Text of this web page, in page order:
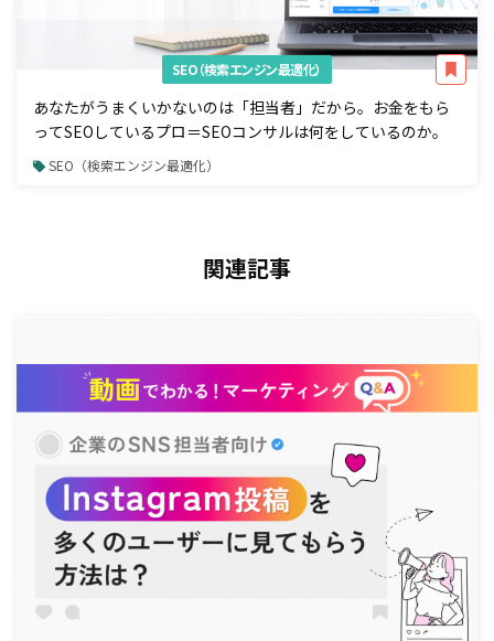
SEO（検索エンジン最適化）
あなたがうまくいかないのは「担当者」だから。お金をもら
ってSEOしているプロ＝SEOコンサルは何をしているのか。
SEO（検索エンジン最適化）
関連記事